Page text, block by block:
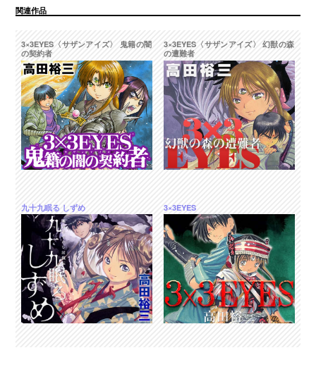
関連作品
3×3EYES〈サザンアイズ〉 鬼籍の闇
の契約者
3×3EYES〈サザンアイズ〉 幻獣の森
の遭難者
九十九眠る しずめ 3×3EYES